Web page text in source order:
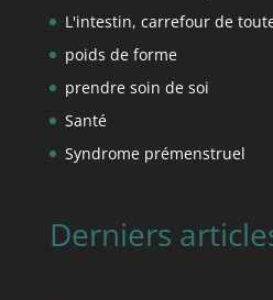
L'intestin, carrefour de
poids de forme
prendre soin de soi
Santé
Syndrome prémenstruel
Derniers